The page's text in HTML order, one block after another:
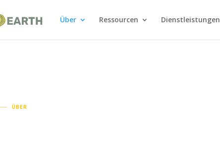
Über Ressourcen Dienstleistungen
ÜBER